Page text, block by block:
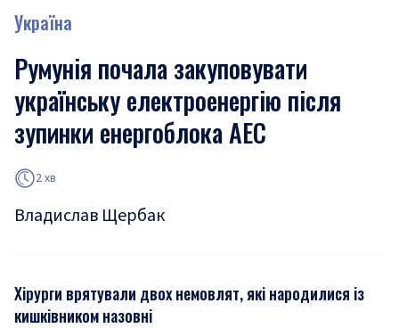
Україна
Румунія почала закуповувати
українську електроенергію після
зупинки енергоблока АЕС
2 хв
Владислав Щербак
Хірурги врятували двох немовлят, які народилися із
кишківником назовні